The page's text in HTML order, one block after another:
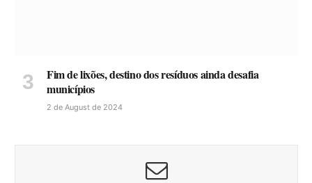
Fim de lixões, destino dos resíduos ainda desafia
municípios
2 de August de 2024